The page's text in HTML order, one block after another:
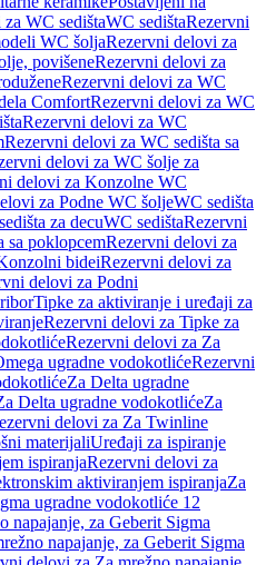
WC sedištaWC sedištaRezervni
WC šoljaRezervni delovi za
povišeneRezervni delovi za
Rezervni delovi za WC
ComfortRezervni delovi za WC
Rezervni delovi za WC
Rezervni delovi za WC sedišta sa
delovi za WC šolje za
delovi za Konzolne WC
za Podne WC šoljeWC sedišta
za decuWC sedištaRezervni
sa poklopcemRezervni delovi za
bideiRezervni delovi za
delovi za Podni
Tipke za aktiviranje i uređaji za
Rezervni delovi za Tipke za
Rezervni delovi za Za
ugradne vodokotlićeRezervni
Za Delta ugradne
Delta ugradne vodokotlićeZa
delovi za Za Twinline
materijaliUređaji za ispiranje
ispiranjaRezervni delovi za
aktiviranjem ispiranjaZa
ugradne vodokotliće 12
napajanje, za Geberit Sigma
napajanje, za Geberit Sigma